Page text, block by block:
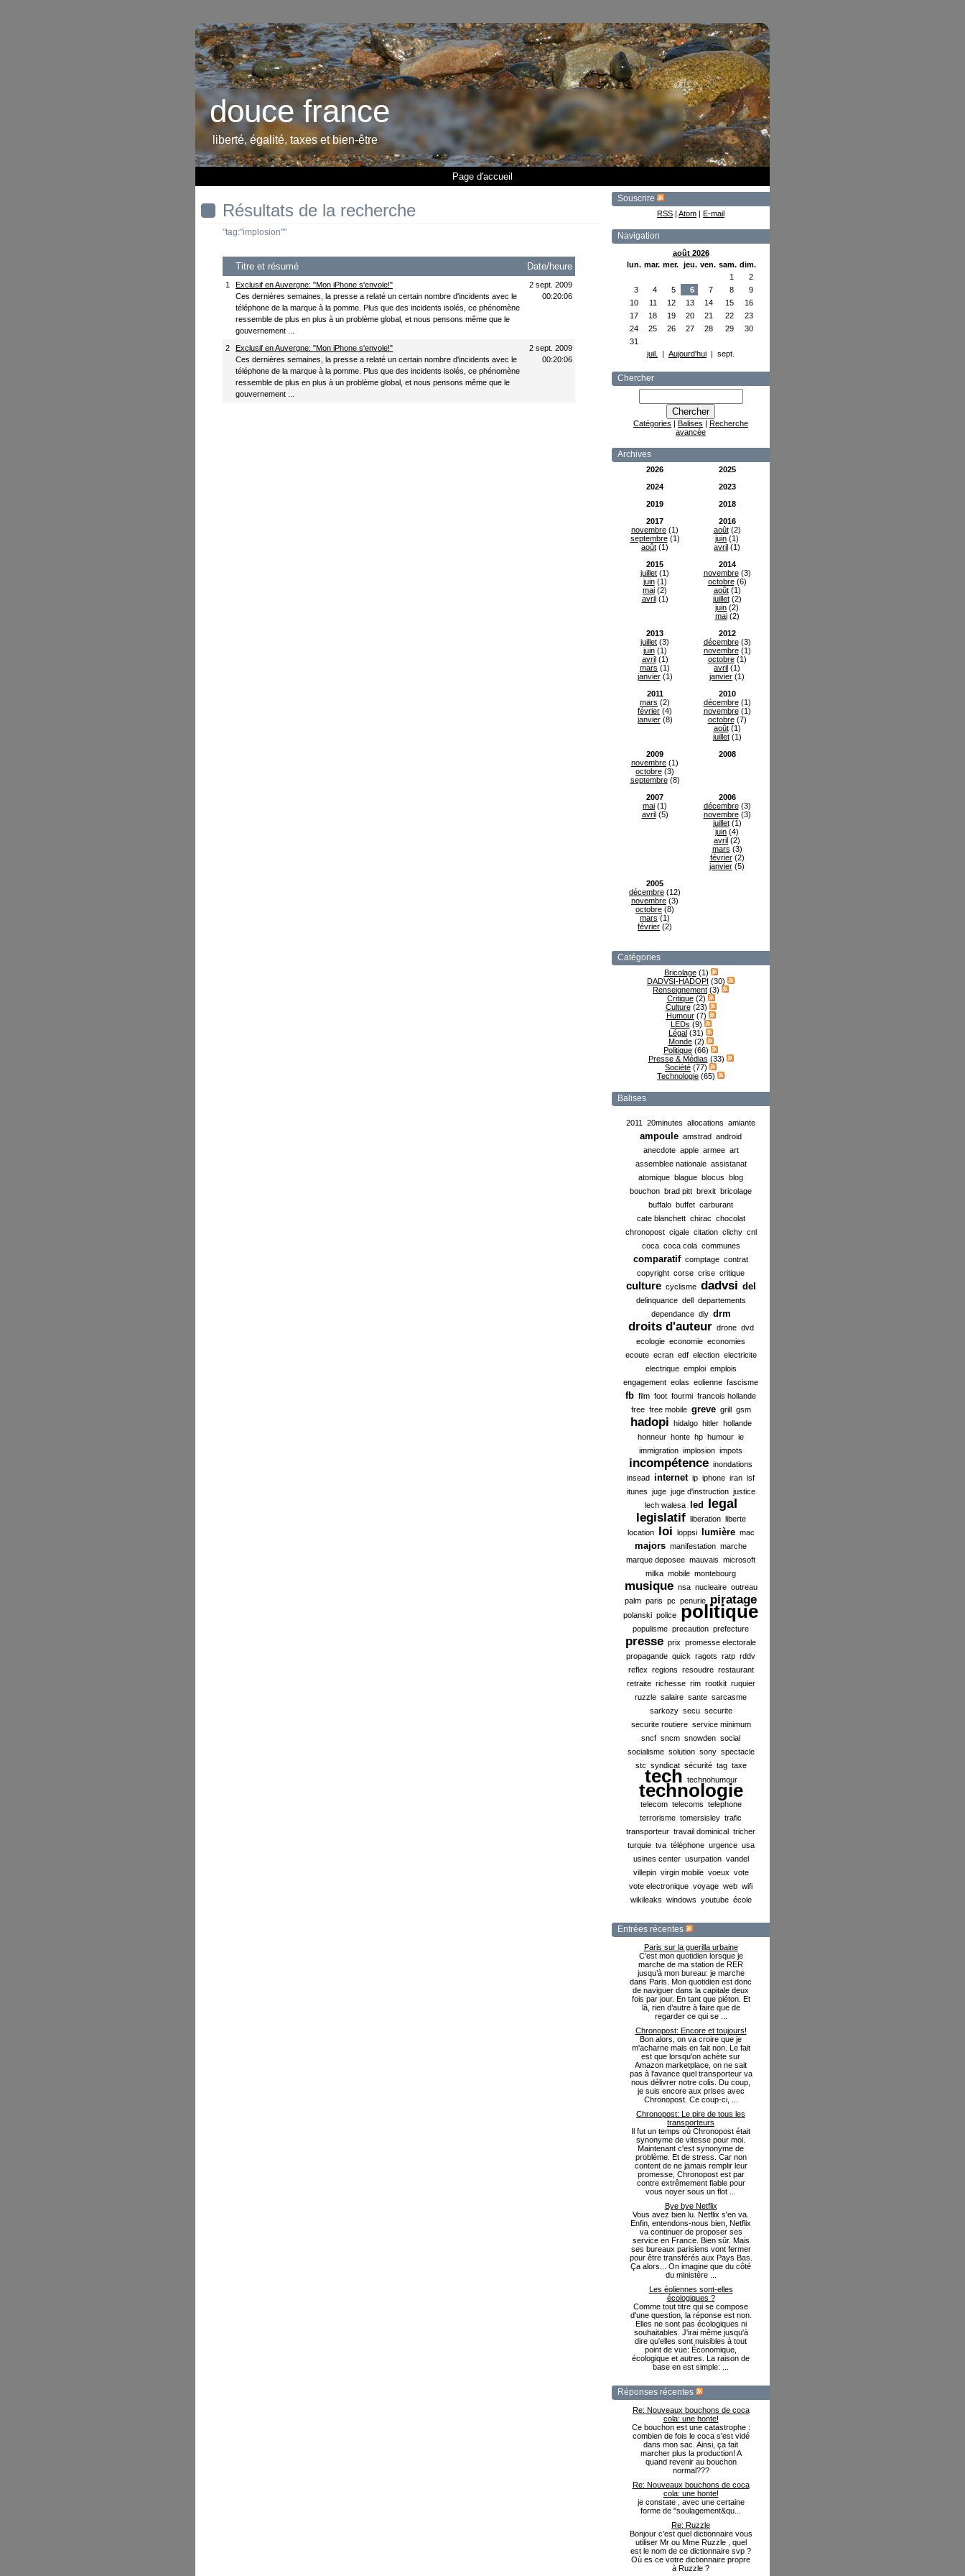
douce france
liberté, égalité, taxes et bien-être
Page d'accueil
Souscrire
RSS | Atom | E-mail
Navigation
août 2026
lun. mar. mer. jeu. ven. sam. dim.
1
2
3
4 5 6 7 8
9
10
11 12 13 14 15
16
17
18 19 20 21 22
23
24
25 26 27 28 29
30
31
juil.
| Aujourd'hui | sept.
Chercher
Catégories | Balises | Recherche
avancée
Archives
2026
2025
2024
2023
2019
2018
2017
novembre (1)
septembre(1)
août (1)
2016
août(2)
juin (1)
avril (1)
2015
juillet (1)
juin(1)
mai (2)
avril(1)
2014
novembre(3)
octobre(6)
août(1)
juillet(2)
juin (2)
mai(2)
2013
juillet (3)
juin(1)
avril(1)
mars (1)
janvier(1)
2012
décembre(3)
novembre(1)
octobre(1)
avril (1)
janvier (1)
2011
mars (2)
février (4)
janvier(8)
2010
décembre(1)
novembre(1)
octobre(7)
août(1)
juillet(1)
2009
novembre (1)
octobre (3)
septembre(8)
2008
2007
mai (1)
avril(5)
2006
décembre(3)
novembre(3)
juillet(1)
juin (4)
avril (2)
mars (3)
février(2)
janvier (5)
2005
décembre (12)
novembre (3)
octobre (8)
mars (1)
février (2)
Catégories
Bricolage(1)
DADVSI-HADOPI (30)
Renseignement (3)
Critique(2)
Culture(23)
Humour(7)
LEDs (9)
Légal (31)
Monde(2)
Politique (66)
Presse & Médias (33)
Société (77)
Technologie (65)
Balises
2011 20minutes allocations amiante
ampoule amstrad android
anecdote apple armee art
assemblee nationale assistanat
atomique blague blocus blog
bouchon brad pitt brexit bricolage
buffalo buffet carburant
cate blanchett chirac chocolat
chronopost cigale citation clichy cnl
coca coca cola communes
comparatif comptage contrat
copyright corse crise critique
culture cyclisme dadvsi del
delinquance dell departements
dependance diy drm
droits d'auteur drone dvd
ecologie economie economies
ecoute ecran edf election electricite
electrique emploi emplois
engagement eolas eolienne fascisme
fb film foot fourmi francois hollande
free free mobile greve grill gsm
hadopi hidalgo hitler hollande
honneur honte hp humour ie
immigration implosion impots
incompétence inondations
insead internet ip iphone iran isf
itunes juge juge d'instruction justice
lech walesa
led legal
legislatif liberation liberte
location
loi loppsi lumière mac
majors manifestation marche
marque deposee mauvais microsoft
milka mobile montebourg
musique nsa nucleaire outreau
palm paris pc penurie piratage
polanski police politique
populisme precaution prefecture
presse prix promesse electorale
propagande quick ragots ratp rddv
reflex regions resoudre restaurant
retraite richesse rim rootkit ruquier
ruzzle salaire sante sarcasme
sarkozy secu securite
securite routiere service minimum
sncf sncm snowden social
socialisme solution sony spectacle
stc syndicat sécurité tag taxe
tech technohumour
technologie
telecom telecoms telephone
terrorisme tomersisley trafic
transporteur travail dominical tricher
turquie tva téléphone urgence usa
usines center usurpation vandel
villepin virgin mobile voeux vote
vote electronique voyage web wifi
wikileaks windows youtube école
Entrées récentes
Paris sur la guerilla urbaine
C’est mon quotidien lorsque je
marche de ma station de RER
jusqu’à mon bureau: je marche
dans Paris. Mon quotidien est donc
de naviguer dans la capitale deux
fois par jour. En tant que piéton. Et
là, rien d’autre à faire que de
regarder ce qui se ...
Chronopost: Encore et toujours!
Bon alors, on va croire que je
m'acharne mais en fait non. Le fait
est que lorsqu'on achète sur
Amazon marketplace, on ne sait
pas à l'avance quel transporteur va
nous délivrer notre colis. Du coup,
je suis encore aux prises avec
Chronopost. Ce coup-ci, ...
Chronopost: Le pire de tous les
transporteurs
Il fut un temps où Chronopost était
synonyme de vitesse pour moi.
Maintenant c'est synonyme de
problème. Et de stress. Car non
content de ne jamais remplir leur
promesse, Chronopost est par
contre extrêmement fiable pour
vous noyer sous un flot ...
Bye bye Netflix
Vous avez bien lu. Netflix s'en va.
Enfin, entendons-nous bien, Netflix
va continuer de proposer ses
service en France. Bien sûr. Mais
ses bureaux parisiens vont fermer
pour être transférés aux Pays Bas.
Ça alors... On imagine que du côté
du ministère ...
Les éoliennes sont-elles
écologiques ?
Comme tout titre qui se compose
d'une question, la réponse est non.
Elles ne sont pas écologiques ni
souhaitables. J'irai même jusqu'à
dire qu'elles sont nuisibles à tout
point de vue: Économique,
écologique et autres. La raison de
base en est simple: ...
Réponses récentes
Re: Nouveaux bouchons de coca
cola: une honte!
Ce bouchon est une catastrophe :
combien de fois le coca s'est vidé
dans mon sac. Ainsi, ça fait
marcher plus la production! A
quand revenir au bouchon
normal???
Re: Nouveaux bouchons de coca
cola: une honte!
je constate , avec une certaine
forme de "soulagement&qu...
Re: Ruzzle
Bonjour c'est quel dictionnaire vous
utiliser Mr ou Mme Ruzzle , quel
est le nom de ce dictionnaire svp ?
Où es ce votre dictionnaire propre
à Ruzzle ?
Résultats de la recherche
"tag:"implosion""
Titre et résumé Date/heure
1
Exclusif en Auvergne: "Mon iPhone s'envole!"
Ces dernières semaines, la presse a relaté un certain nombre d'incidents avec le
téléphone de la marque à la pomme. Plus que des incidents isolés, ce phénomène
ressemble de plus en plus à un problème global, et nous pensons même que le
gouvernement ...
2 sept. 2009
00:20:06
2
Exclusif en Auvergne: "Mon iPhone s'envole!"
Ces dernières semaines, la presse a relaté un certain nombre d'incidents avec le
téléphone de la marque à la pomme. Plus que des incidents isolés, ce phénomène
ressemble de plus en plus à un problème global, et nous pensons même que le
gouvernement ...
2 sept. 2009
00:20:06